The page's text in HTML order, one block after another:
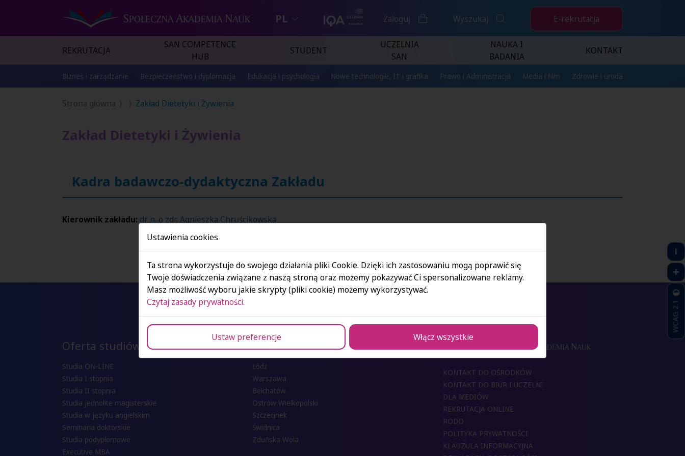
PL Zaloguj Wyszukaj E-rekrutacja
REKRUTACJA
SAN COMPETENCE
HUB
STUDENT
UCZELNIA
SAN
NAUKA I
BADANIA
KONTAKT
Biznes i zarządzanie Bezpieczeństwo i dyplomacja Edukacja i psychologia Nowe technologie, IT i grafika Prawo i Administracja Media i film Zdrowie i uroda
Strona główna Zakład Dietetyki i Żywienia
Zakład Dietetyki i Żywienia
Kadra badawczo-dydaktyczna Zakładu
Kierownik zakładu: dr n. o zdr. Agnieszka Chruścikowska
Oferta studiów
Studia ON-LINE
Studia I stopnia
Studia II stopnia
Studia jednolite magisterskie
Studia w języku angielskim
Seminaria doktorskie
Studia podyplomowe
Executive MBA
Ośrodki SAN
Łódź
Warszawa
Bełchatów
Ostrów Wielkopolski
Szczecinek
Świdnica
Zduńska Wola
KONTAKT DO OŚRODKÓW
KONTAKT DO BIUR I UCZELNI
DLA MEDIÓW
REKRUTACJA ONLINE
RODO
POLITYKA PRYWATNOŚCI
KLAUZULA INFORMACYJNA
WCAG 2.1
Ustawienia cookies
Ta strona wykorzystuje do swojego działania pliki Cookie. Dzięki ich zastosowaniu mogą poprawić się
Twoje doświadczenia związane z naszą stroną oraz możemy pokazywać Ci spersonalizowane reklamy.
Masz możliwość wyboru jakie skrypty (pliki cookie) możemy wykorzystywać.
Czytaj zasady prywatności.
Ustaw preferencje Włącz wszystkie